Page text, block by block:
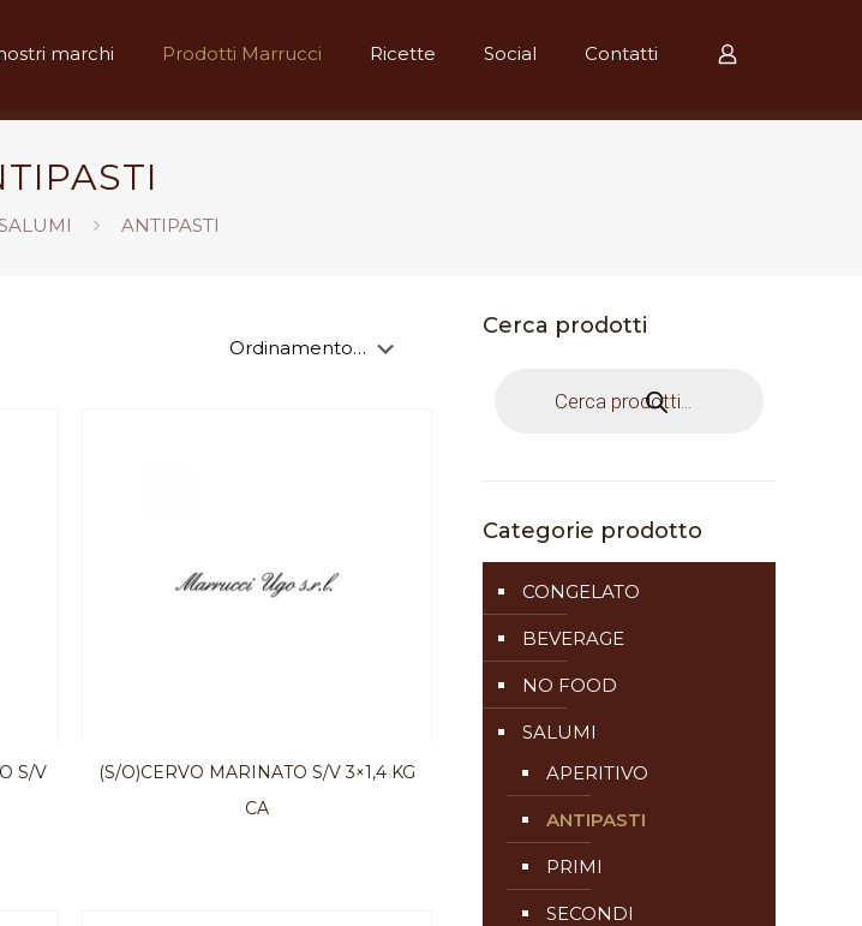
marchi Prodotti Marrucci Ricette Social Contatti
ANTIPASTI
S/V
(S/O)CERVO MARINATO S/V 3×1,4 KG
CA
Cerca prodotti
search
Categorie prodotto
CONGELATO
BEVERAGE
NO FOOD
SALUMI
APERITIVO
ANTIPASTI
PRIMI
SECONDI